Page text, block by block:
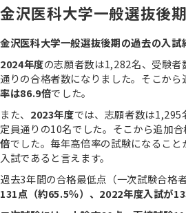
金沢医科大学一般選抜後
金沢医科大学一般選抜後期の過去の入試
2024年度の志願者数は1,282名、受験
通りの合格者数になりました。そこから
率は86.9倍でした。
また、 2023年度では、志願者数は
定員通りの10名でした。そこから追加
倍でした。毎年高倍率の試験になるこ
入試であると言えます。
過去3年間の合格最低点（一次試験合格者
131点（約65.5％）、2022年度入試が